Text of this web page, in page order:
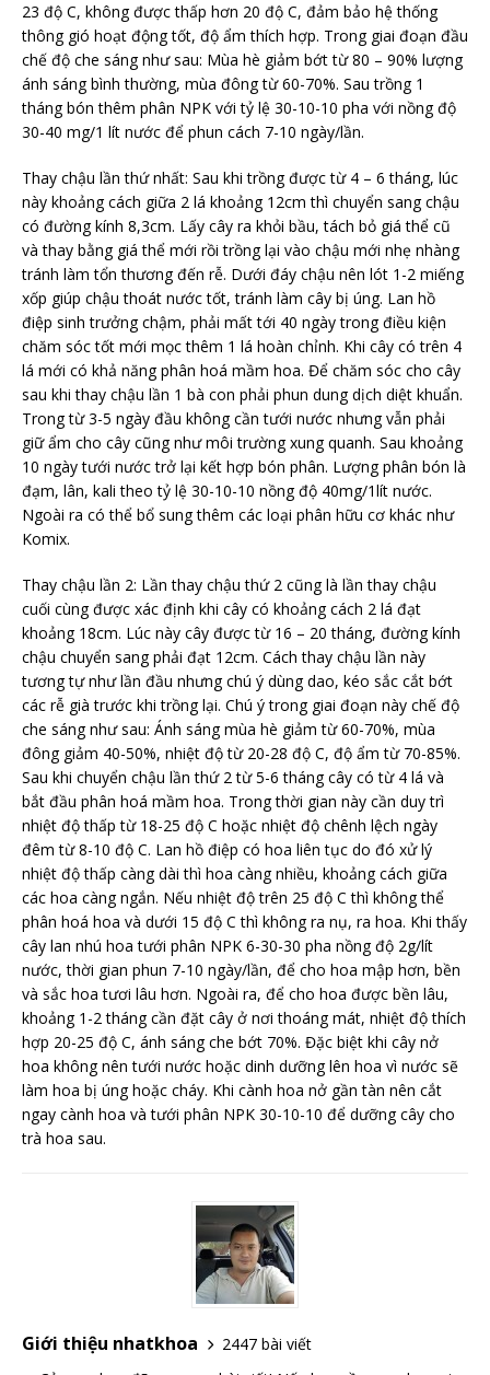
23 độ C, không được thấp hơn 20 độ C, đảm bảo hệ thống
thông gió hoạt động tốt, độ ẩm thích hợp. Trong giai đoạn đầu
chế độ che sáng như sau: Mùa hè giảm bớt từ 80 – 90% lượng
ánh sáng bình thường, mùa đông từ 60-70%. Sau trồng 1
tháng bón thêm phân NPK với tỷ lệ 30-10-10 pha với nồng độ
30-40 mg/1 lít nước để phun cách 7-10 ngày/lần.
Thay chậu lần thứ nhất: Sau khi trồng được từ 4 – 6 tháng, lúc
này khoảng cách giữa 2 lá khoảng 12cm thì chuyển sang chậu
có đường kính 8,3cm. Lấy cây ra khỏi bầu, tách bỏ giá thể cũ
và thay bằng giá thể mới rồi trồng lại vào chậu mới nhẹ nhàng
tránh làm tổn thương đến rễ. Dưới đáy chậu nên lót 1-2 miếng
xốp giúp chậu thoát nước tốt, tránh làm cây bị úng. Lan hồ
điệp sinh trưởng chậm, phải mất tới 40 ngày trong điều kiện
chăm sóc tốt mới mọc thêm 1 lá hoàn chỉnh. Khi cây có trên 4
lá mới có khả năng phân hoá mầm hoa. Để chăm sóc cho cây
sau khi thay chậu lần 1 bà con phải phun dung dịch diệt khuẩn.
Trong từ 3-5 ngày đầu không cần tưới nước nhưng vẫn phải
giữ ẩm cho cây cũng như môi trường xung quanh. Sau khoảng
10 ngày tưới nước trở lại kết hợp bón phân. Lượng phân bón là
đạm, lân, kali theo tỷ lệ 30-10-10 nồng độ 40mg/1lít nước.
Ngoài ra có thể bổ sung thêm các loại phân hữu cơ khác như
Komix.
Thay chậu lần 2: Lần thay chậu thứ 2 cũng là lần thay chậu
cuối cùng được xác định khi cây có khoảng cách 2 lá đạt
khoảng 18cm. Lúc này cây được từ 16 – 20 tháng, đường kính
chậu chuyển sang phải đạt 12cm. Cách thay chậu lần này
tương tự như lần đầu nhưng chú ý dùng dao, kéo sắc cắt bớt
các rễ già trước khi trồng lại. Chú ý trong giai đoạn này chế độ
che sáng như sau: Ánh sáng mùa hè giảm từ 60-70%, mùa
đông giảm 40-50%, nhiệt độ từ 20-28 độ C, độ ẩm từ 70-85%.
Sau khi chuyển chậu lần thứ 2 từ 5-6 tháng cây có từ 4 lá và
bắt đầu phân hoá mầm hoa. Trong thời gian này cần duy trì
nhiệt độ thấp từ 18-25 độ C hoặc nhiệt độ chênh lệch ngày
đêm từ 8-10 độ C. Lan hồ điệp có hoa liên tục do đó xử lý
nhiệt độ thấp càng dài thì hoa càng nhiều, khoảng cách giữa
các hoa càng ngắn. Nếu nhiệt độ trên 25 độ C thì không thể
phân hoá hoa và dưới 15 độ C thì không ra nụ, ra hoa. Khi thấy
cây lan nhú hoa tưới phân NPK 6-30-30 pha nồng độ 2g/lít
nước, thời gian phun 7-10 ngày/lần, để cho hoa mập hơn, bền
và sắc hoa tươi lâu hơn. Ngoài ra, để cho hoa được bền lâu,
khoảng 1-2 tháng cần đặt cây ở nơi thoáng mát, nhiệt độ thích
hợp 20-25 độ C, ánh sáng che bớt 70%. Đặc biệt khi cây nở
hoa không nên tưới nước hoặc dinh dưỡng lên hoa vì nước sẽ
làm hoa bị úng hoặc cháy. Khi cành hoa nở gần tàn nên cắt
ngay cành hoa và tưới phân NPK 30-10-10 để dưỡng cây cho
trà hoa sau.
Giới thiệu nhatkhoa
2447 bài viết